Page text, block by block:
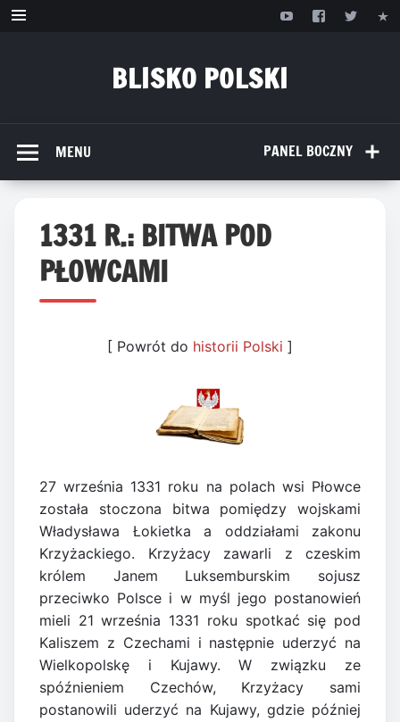
Przejdź
BLISKO POLSKI
PANEL BOCZNY
MENU
1331 R.: BITWA POD
PŁOWCAMI
[ Powrót do historii Polski ]
27 września 1331 roku na polach wsi Płowce
została stoczona bitwa pomiędzy wojskami
Władysława Łokietka a oddziałami zakonu
Krzyżackiego. Krzyżacy zawarli z czeskim
królem Janem Luksemburskim sojusz
przeciwko Polsce i w myśl jego postanowień
mieli 21 września 1331 roku spotkać się pod
Kaliszem z Czechami i następnie uderzyć na
Wielkopolskę i Kujawy. W związku ze
spóźnieniem Czechów, Krzyżacy sami
postanowili uderzyć na Kujawy, gdzie później